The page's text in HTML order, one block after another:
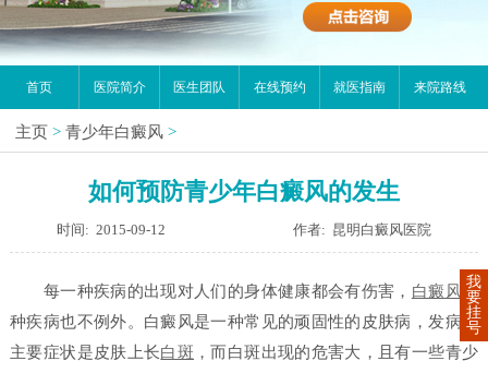
首页 医院简介 医生团队 在线预约 就医指南 来院路线
主页 > 青少年白癜风 >
如何预防青少年白癜风的发生
时间: 2015-09-12 作者: 昆明白癜风医院
每一种疾病的出现对人们的身体健康都会有伤害， 白癜风 这
种疾病也不例外。白癜风是一种常见的顽固性的皮肤病，发病的
主要症状是皮肤上长白斑 ，而白斑出现的危害大，且有一些青少
我
要
挂
号